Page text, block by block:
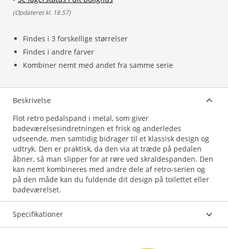
Findes i 3 forskellige størrelser
Findes i andre farver
Kombiner nemt med andet fra samme serie
(Opdateret kl. 18.57)
Beskrivelse
Flot retro pedalspand i metal, som giver
badeværelsesindretningen et frisk og anderledes
udseende, men samtidig bidrager til et klassisk design og
udtryk. Den er praktisk, da den via at træde på pedalen
åbner, så man slipper for at røre ved skraldespanden. Den
kan nemt kombineres med andre dele af retro-serien og
på den måde kan du fuldende dit design på toilettet eller
badeværelset.
Specifikationer